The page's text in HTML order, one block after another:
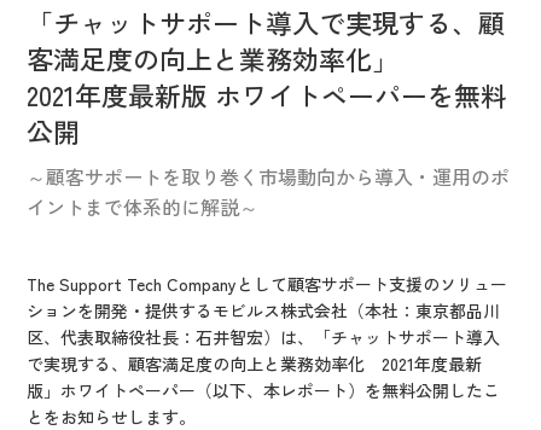
お役立ち資料
会社案内
採用情報
IR情報
CX向上情報サイト
「チャットサポート導入で実現する、顧
客満足度の向上と業務効率化」
2021年度最新版 ホワイトペーパーを無料
公開
～顧客サポートを取り巻く市場動向から導入・運用のポ
イントまで体系的に解説～
The Support Tech Companyとして顧客サポート支援のソリュー
ションを開発・提供するモビルス株式会社（本社：東京都品川
区、代表取締役社長：石井智宏）は、「チャットサポート導入
で実現する、顧客満足度の向上と業務効率化 2021年度最新
版」ホワイトペーパー（以下、本レポート）を無料公開したこ
とをお知らせします。